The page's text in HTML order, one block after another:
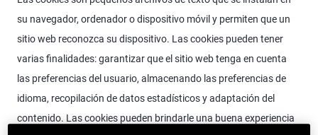
su navegador, ordenador o dispositivo móvil y permiten que un
sitio web reconozca su dispositivo. Las cookies pueden tener
varias finalidades: garantizar que el sitio web tenga en cuenta
las preferencias del usuario, almacenando las preferencias de
idioma, recopilación de datos estadísticos y adaptación del
contenido. Las cookies pueden brindarle una buena experiencia